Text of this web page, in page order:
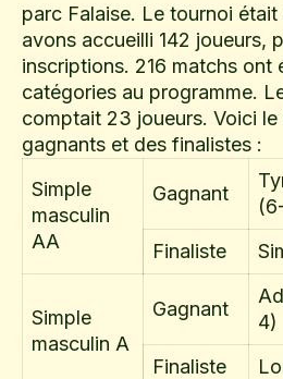
parc Falaise. Le tournoi
avons accueilli 142 joueurs,
inscriptions. 216 matchs ont
catégories au programme.
comptait 23 joueurs. Voici
gagnants et des finalistes :
Simple
masculin
AA
Gagnant
Finaliste
Simple
masculin A
Gagnant
4)
Finaliste